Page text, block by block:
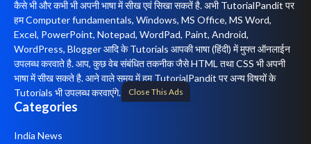
Close This Ads
कैसे भी और कभी भी अपनी भाषा में सीख एवं सिखा सकतें है. अभी TutorialPandit पर
हम Computer fundamentals, Windows, MS Office, MS Word,
Excel, PowerPoint, Notepad, WordPad, Paint, Android,
WordPress, Blogger आदि के Tutorials आपकी भाषा (हिंदी) में मुफ्त ऑनलाईन
उपलब्ध करवाते है. आप, कुछ वेब संबंधित तकनीक जैसे HTML तथा CSS भी अपनी
भाषा में सीख सकते है. आने वाले समय में हम TutorialPandit पर अन्य विषयों के
Tutorials भी उपलब्ध करवाएंगे.
Categories
India News